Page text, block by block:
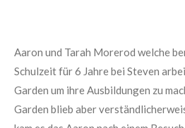
Aaron und Tarah Morerod welche
Schulzeit für 6 Jahre bei Steven
Garden um ihre Ausbildungen zu
Garden blieb aber